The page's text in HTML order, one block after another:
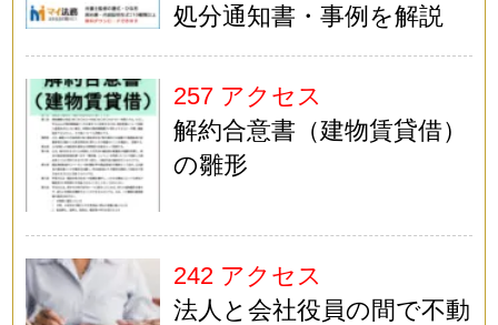
処分通知書・事例を解説
257 アクセス
解約合意書（建物賃貸借）
の雛形
242 アクセス
法人と会社役員の間で不動